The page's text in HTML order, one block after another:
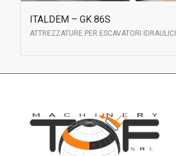
ITALDEM – GK 86S
ATTREZZATURE PER ESCAVATORI IDRAULICI